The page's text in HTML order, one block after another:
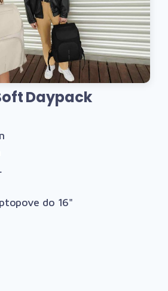
Daypack
do 16"